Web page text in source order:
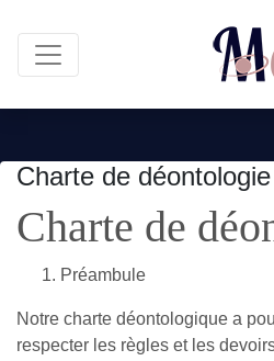
Charte de déontologie
Charte de
Préambule
Notre charte déontologique a
respecter les règles et les